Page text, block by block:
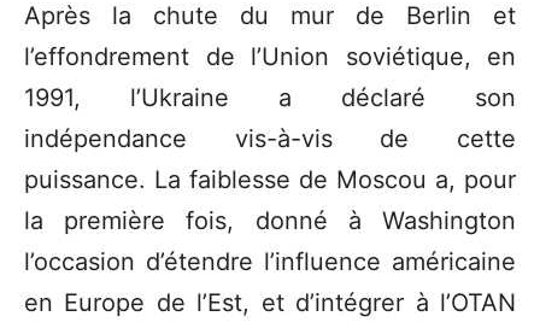
Après la chute du mur de Berlin et
l’effondrement de l’Union soviétique, en
1991, l’Ukraine a déclaré son
indépendance vis-à-vis de cette
puissance. La faiblesse de Moscou a, pour
la première fois, donné à Washington
l’occasion d’étendre l’influence américaine
en Europe de l’Est, et d’intégrer à l’OTAN